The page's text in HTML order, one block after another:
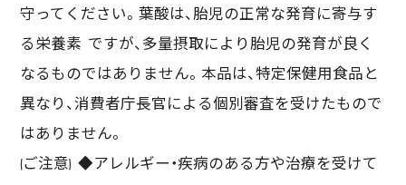
守ってください。葉酸は、胎児の正常な発育に寄与す
る栄養素 ですが、多量摂取により胎児の発育が良く
なるものではありません。本品は、特定保健用食品と
異なり、消費者庁長官による個別審査を受けたもので
はありません。
(ご注意) ◆アレルギー・疾病のある方や治療を受けて